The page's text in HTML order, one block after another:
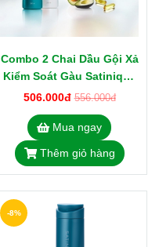
Combo 2 Chai Dầu Gội Xả
Kiểm Soát Gàu Satinique
280ml/chai
506.000đ 556.000đ
Mua ngay
Thêm giỏ hàng
-8%